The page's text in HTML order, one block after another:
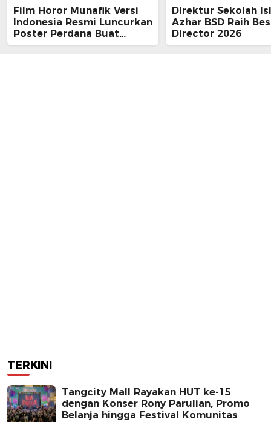
Film Horor Munafik Versi
Indonesia Resmi Luncurkan
Poster Perdana Buat
Kesan Spiritual Religi
Direktur Sekolah
Azhar BSD Raih
Director 2026
TERKINI
Tangcity Mall Rayakan HUT ke-15
dengan Konser Rony Parulian, Promo
Belanja hingga Festival Komunitas